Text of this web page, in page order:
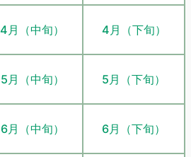
4月（中旬） 4月（下旬）
5月（中旬） 5月（下旬）
6月（中旬） 6月（下旬）